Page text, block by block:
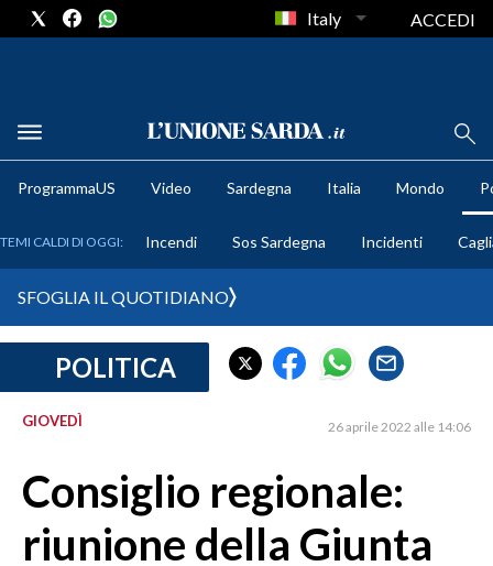
METEO
CRONACA SARDEGNA
MEDIO CAMPIDANO
ORISTANO E PROVINCIA
Italy ACCEDI
ProgrammaUS Video Sardegna Italia Mondo
TEMI CALDI DI OGGI: Incendi Sos Sardegna Incidenti
SFOGLIA IL QUOTIDIANO
POLITICA
GIOVEDÌ 26 aprile 2022 alle 14:06
Consiglio regionale:
riunione della Giunta